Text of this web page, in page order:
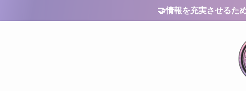
🤝情報を充実させる